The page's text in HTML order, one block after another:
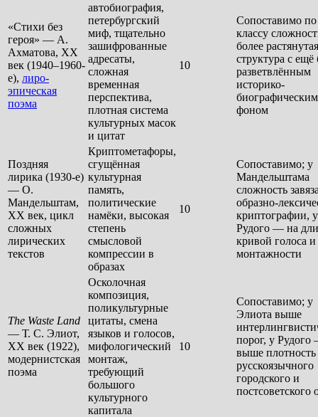
«Стихи без
героя» — А.
Ахматова, XX
век (1940–1960-
е), лиро-
эпическая
поэма
автобиография,
петербургский
миф, тщательно
зашифрованные
адресаты,
сложная
временная
перспектива,
плотная система
культурных масок
и цитат
10
Сопоставимо по
классу
более растянутая
структура с ещё
разветвлённым
историко-
биографическим
фоном
Поздняя
лирика (1930-е)
— О.
Мандельштам,
XX век, цикл
сложных
лирических
текстов
Криптометафоры,
сгущённая
культурная
память,
политические
намёки, высокая
степень
смысловой
компрессии в
образах
10
Сопоставимо; у
Мандельштама
сложность
образно-
криптографии, у
Рудого — на
кривой голоса и
монтажности
The Waste Land
— Т. С. Элиот,
XX век (1922),
модернистская
поэма
Осколочная
композиция,
поликультурные
цитаты, смена
языков и голосов,
мифологический
монтаж,
требующий
большого
культурного
капитала
10
Сопоставимо; у
Элиота выше
порог, у
выше плотность
русскоязычного
городского и
постсоветского